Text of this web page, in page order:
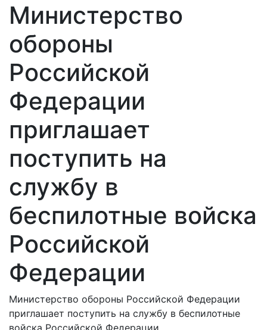
Министерство
обороны
Российской
Федерации
приглашает
поступить на
службу в
беспилотные войска
Российской
Федерации
Министерство обороны Российской Федерации
приглашает поступить на службу в беспилотные